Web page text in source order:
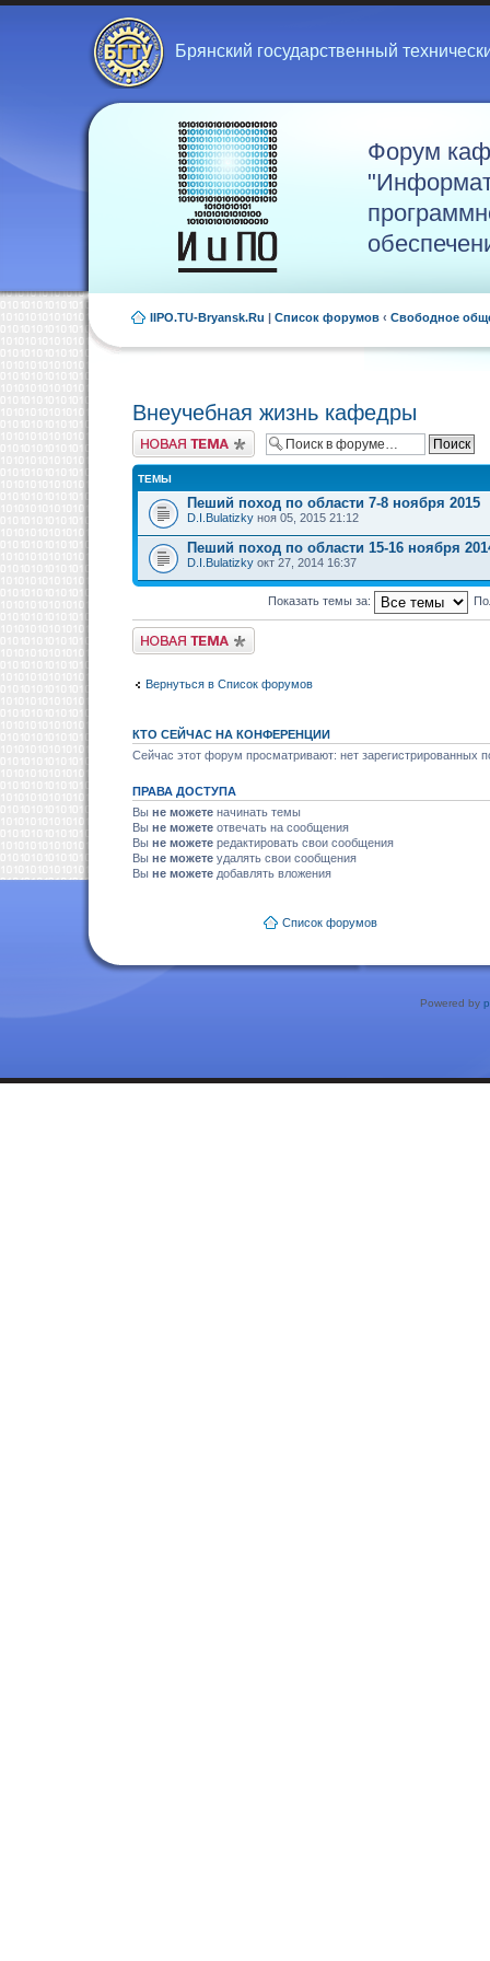
Брянский государственный
Форум
IIPO.TU-Bryansk.Ru | Список форумов ‹ Свободное
Внеучебная жизнь кафедры
Новая тема
ТЕМЫ
Пеший поход по области 7-8 ноября 2015
D.I.Bulatizky ноя 05, 2015 21:12
Пеший поход по области 15-16 ноября
D.I.Bulatizky окт 27, 2014 16:37
Показать темы за:
Новая тема
Вернуться в Список форумов
КТО СЕЙЧАС НА КОНФЕРЕНЦИИ
Сейчас этот форум просматривают: нет зарегистрированных
ПРАВА ДОСТУПА
Вы не можете начинать темы
Вы не можете отвечать на сообщения
Вы не можете редактировать свои сообщения
Вы не можете удалять свои сообщения
Вы не можете добавлять вложения
Список форумов
Powered by